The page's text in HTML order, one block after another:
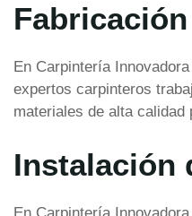
En Carpintería
expertos carpinteros
materiales de alta calidad
Instalación